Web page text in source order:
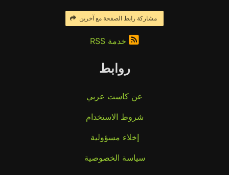
مشاركة رابط الصفحة مع آخرين
خدمة RSS
روابط
عن كاست عربي
شروط الاستخدام
إخلاء مسؤولية
سياسة الخصوصية